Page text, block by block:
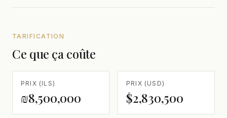
TARIFICATION
Ce que ça coûte
PRIX (ILS)
₪8,500,000
PRIX (USD)
$2,830,500